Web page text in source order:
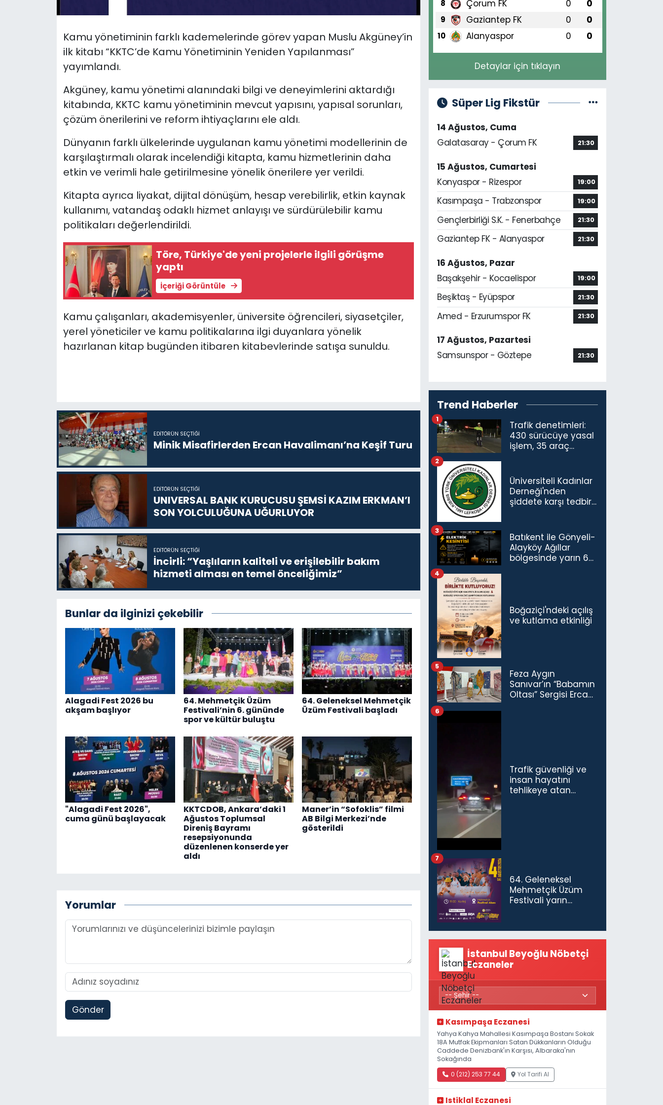
Kamu yönetiminin farklı kademelerinde görev yapan Muslu Akgüney’in
ilk kitabı “KKTC’de Kamu Yönetiminin Yeniden Yapılanması”
yayımlandı.
Akgüney, kamu yönetimi alanındaki bilgi ve deneyimlerini aktardığı
kitabında, KKTC kamu yönetiminin mevcut yapısını, yapısal sorunları,
çözüm önerilerini ve reform ihtiyaçlarını ele aldı.
Dünyanın farklı ülkelerinde uygulanan kamu yönetimi modellerinin de
karşılaştırmalı olarak incelendiği kitapta, kamu hizmetlerinin daha
etkin ve verimli hale getirilmesine yönelik önerilere yer verildi.
Kitapta ayrıca liyakat, dijital dönüşüm, hesap verebilirlik, etkin kaynak
kullanımı, vatandaş odaklı hizmet anlayışı ve sürdürülebilir kamu
politikaları değerlendirildi.
Töre, Türkiye'de yeni projelerle ilgili görüşme
yaptı
İçeriği Görüntüle
Kamu çalışanları, akademisyenler, üniversite öğrencileri, siyasetçiler,
yerel yöneticiler ve kamu politikalarına ilgi duyanlara yönelik
hazırlanan kitap bugünden itibaren kitabevlerinde satışa sunuldu.
EDITÖRÜN SEÇTIĞI
Minik Misafirlerden Ercan Havalimanı’na Keşif Turu
EDITÖRÜN SEÇTIĞI
UNIVERSAL BANK KURUCUSU ŞEMSİ KAZIM ERKMAN’I
SON YOLCULUĞUNA UĞURLUYOR
EDITÖRÜN SEÇTIĞI
İncirli: “Yaşlıların kaliteli ve erişilebilir bakım
hizmeti alması en temel önceliğimiz”
Bunlar da ilginizi çekebilir
Alagadi Fest 2026 bu
akşam başlıyor
64. Mehmetçik Üzüm
Festivali’nin 6. gününde
spor ve kültür buluştu
64. Geleneksel Mehmetçik
Üzüm Festivali başladı
"Alagadi Fest 2026",
cuma günü başlayacak
KKTCDOB, Ankara’daki 1
Ağustos Toplumsal
Direniş Bayramı
resepsiyonunda
düzenlenen konserde yer
aldı
Maner’in “Sofoklis” filmi
AB Bilgi Merkezi’nde
gösterildi
Yorumlar
Gönder
8 Çorum FK 0 0
9 Gaziantep FK 0 0
10 Alanyaspor 0 0
Detaylar için tıklayın
Süper Lig Fikstür
14 Ağustos, Cuma
Galatasaray - Çorum FK
21:30
15 Ağustos, Cumartesi
Konyaspor - Rizespor
19:00
Kasımpaşa - Trabzonspor 19:00
Gençlerbirliği S.K. - Fenerbahçe 21:30
Gaziantep FK - Alanyaspor 21:30
16 Ağustos, Pazar
Başakşehir - Kocaelispor
19:00
Beşiktaş - Eyüpspor 21:30
Amed - Erzurumspor FK 21:30
17 Ağustos, Pazartesi
Samsunspor - Göztepe
21:30
Trend Haberler
Trafik denetimleri:
430 sürücüye yasal
işlem, 35 araç
1
Üniversiteli Kadınlar
Derneği'nden
şiddete karşı tedbir
2
Batıkent ile Gönyeli-
Alayköy Ağıllar
bölgesinde yarın 6
3
Boğaziçi'ndeki açılış
ve kutlama etkinliği
4
Feza Aygın
Sanıvar’ın “Babamın
Oltası” Sergisi Ercan
5
Trafik güvenliği ve
insan hayatını
tehlikeye atan
6
64. Geleneksel
Mehmetçik Üzüm
Festivali yarın
7
İstanbul Beyoğlu Nöbetçi
Eczaneler
Kasımpaşa Eczanesi
Yahya Kahya Mahallesi Kasımpaşa Bostanı Sokak
18A Mutfak Ekipmanları Satan Dükkanların Olduğu
Caddede Denizbank'ın Karşısı, Albaraka'nın
Sokağında
0 (212) 253 77 44 Yol Tarifi Al
Istiklal Eczanesi
Teknoloji
Video Galeri
Yazarlar